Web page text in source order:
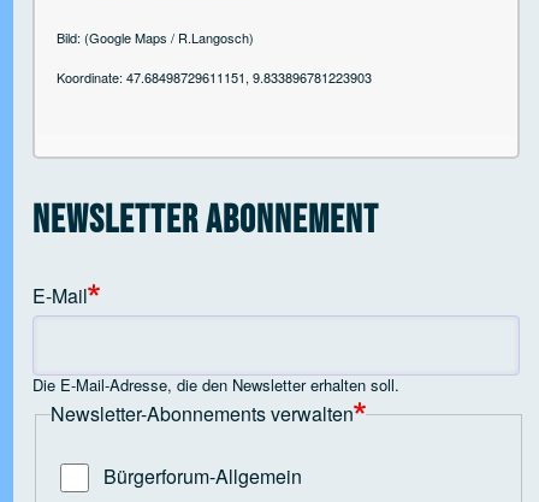
Open tab vvja-pane-41818897-2-pane
Open tab vvja-pane-41818897-3-pane
Open tab vvja-pane-41818897-4-pane
Open tab vvja-pane-41818897-5-pane
Open tab vvja-pane-41818897-6-pane
Open tab vvja-pane-41818897-7-pane
Bild: (Google Maps / R.Langosch)
Koordinate: 47.68498729611151, 9.833896781223903
Newsletter Abonnement
E-Mail
Die E-Mail-Adresse, die den Newsletter erhalten soll.
Newsletter-Abonnements verwalten
Bürgerforum-Allgemein